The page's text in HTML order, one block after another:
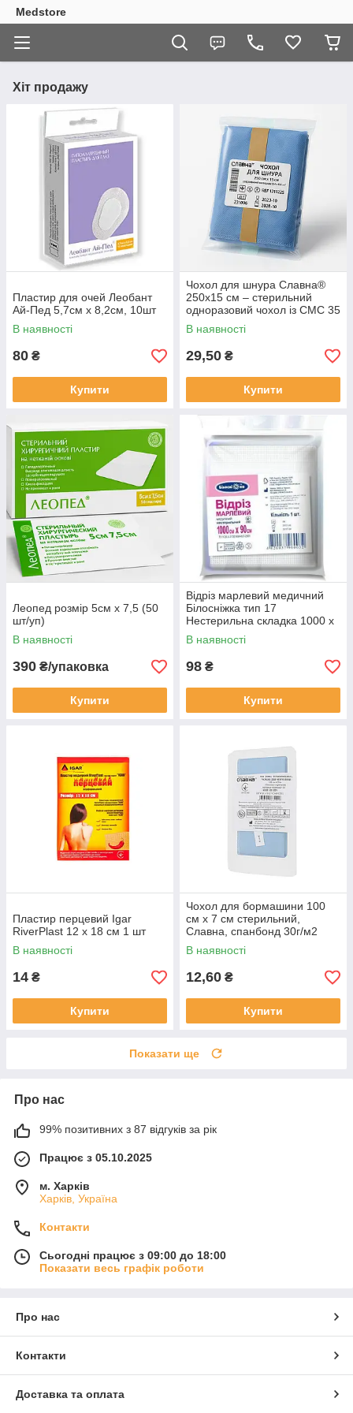
Medstore
Хіт продажу
Пластир для очей Леобант
Ай-Пед 5,7см х 8,2см, 10шт
В наявності
80 ₴
Купити
Чохол для шнура Славна®
250x15 см – стерильний
одноразовий чохол із СМС 35
г/м² для медичного
обладнання
В наявності
29,50 ₴
Купити
Леопед розмір 5см х 7,5 (50
шт/уп)
В наявності
390 ₴/упаковка
Купити
Відріз марлевий медичний
Білосніжка тип 17
Нестерильна складка 1000 х
90 см
В наявності
98 ₴
Купити
Пластир перцевий Igar
RiverPlast 12 х 18 см 1 шт
В наявності
14 ₴
Купити
Чохол для бормашини 100
см х 7 см стерильний,
Славна, спанбонд 30г/м2
В наявності
12,60 ₴
Купити
Показати ще
Про нас
99% позитивних з 87 відгуків за рік
Працює з 05.10.2025
м. Харків
Харків, Україна
Контакти
Сьогодні працює з 09:00 до 18:00
Показати весь графік роботи
Про нас
Контакти
Доставка та оплата